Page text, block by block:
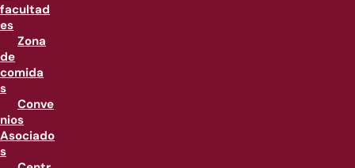
facultad
es
Zona
de
comida
s
Conve
nios
Asociado
s